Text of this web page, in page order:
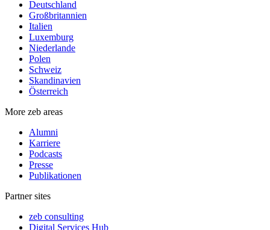
Deutschland
Großbritannien
Italien
Luxemburg
Niederlande
Polen
Schweiz
Skandinavien
Österreich
More zeb areas
Alumni
Karriere
Podcasts
Presse
Publikationen
Partner sites
zeb consulting
Digital Services Hub